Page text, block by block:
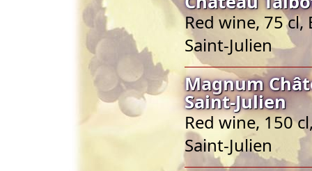
Red wine, 75
Saint-Julien
Magnum
Saint-Julien
Red wine, 150
Saint-Julien